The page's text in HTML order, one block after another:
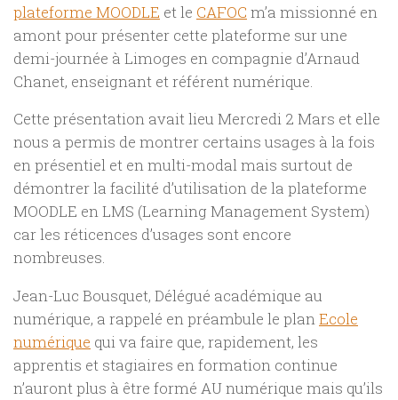
plateforme MOODLE et le CAFOC m’a missionné en
amont pour présenter cette plateforme sur une
demi-journée à Limoges en compagnie d’Arnaud
Chanet, enseignant et référent numérique.
Cette présentation avait lieu Mercredi 2 Mars et elle
nous a permis de montrer certains usages à la fois
en présentiel et en multi-modal mais surtout de
démontrer la facilité d’utilisation de la plateforme
MOODLE en LMS (Learning Management System)
car les réticences d’usages sont encore
nombreuses.
Jean-Luc Bousquet, Délégué académique au
numérique, a rappelé en préambule le planEcole
numérique qui va faire que, rapidement, les
apprentis et stagiaires en formation continue
n’auront plus à être formé AU numérique mais qu’ils